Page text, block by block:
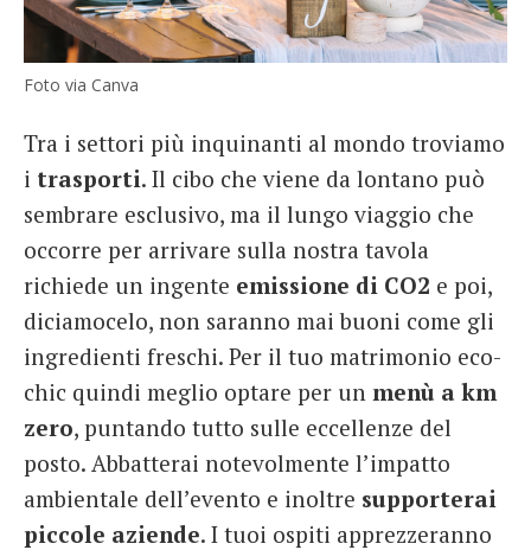
Foto via Canva
Tra i settori più inquinanti al mondo troviamo
i trasporti. Il cibo che viene da lontano può
sembrare esclusivo, ma il lungo viaggio che
occorre per arrivare sulla nostra tavola
richiede un ingente emissione di CO2 e poi,
diciamocelo, non saranno mai buoni come gli
ingredienti freschi. Per il tuo matrimonio eco-
chic quindi meglio optare per un menù a km
zero, puntando tutto sulle eccellenze del
posto. Abbatterai notevolmente l’impatto
ambientale dell’evento e inoltre supporterai
piccole aziende. I tuoi ospiti apprezzeranno